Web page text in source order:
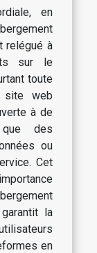
en
relégué à
sur le
toute
site web
à de
des
ou
Cet
la
en